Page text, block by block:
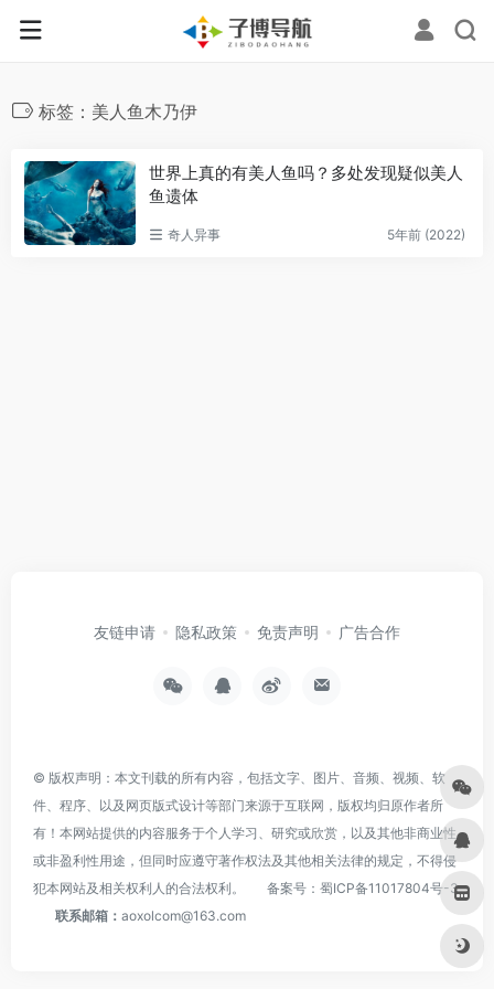
标签：美人鱼木乃伊
世界上真的有美人鱼吗？多处发现疑似美人
鱼遗体
奇人异事 5年前 (2022)
友链申请 隐私政策 免责声明 广告合作
© 版权声明：本文刊载的所有内容，包括文字、图片、音频、视频、软
件、程序、以及网页版式设计等部门来源于互联网，版权均归原作者所
有！本网站提供的内容服务于个人学习、研究或欣赏，以及其他非商业性
或非盈利性用途，但同时应遵守著作权法及其他相关法律的规定，不得侵
犯本网站及相关权利人的合法权利。
备案号： 蜀ICP备11017804号-3
联系邮箱： aoxolcom@163.com